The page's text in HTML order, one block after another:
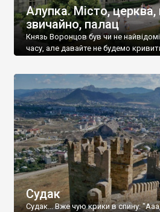
Алупка. Місто, церква,
звичайно, палац
Князь Воронцов був чи не
часу, але давайте не будемо
Судак
Судак... Вже чую крики в спину: